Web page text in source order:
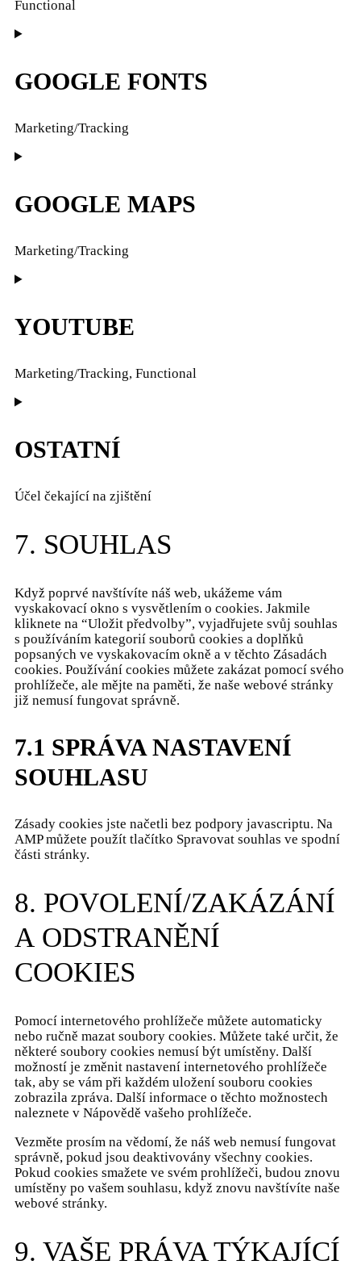
Functional
Consent
smartsupp
GOOGLE FONTS
Marketing/Tracking
Consent
google-
fonts
GOOGLE MAPS
Marketing/Tracking
Consent
google-
maps
YOUTUBE
Marketing/Tracking, Functional
Consent
youtube
OSTATNÍ
Účel čekající na zjištění
to
service
7. SOUHLAS
Když poprvé navštívíte náš web, ukážeme vám
vyskakovací okno s vysvětlením o cookies. Jakmile
kliknete na “Uložit předvolby”, vyjadřujete svůj souhlas
s používáním kategorií souborů cookies a doplňků
popsaných ve vyskakovacím okně a v těchto Zásadách
cookies. Používání cookies můžete zakázat pomocí svého
prohlížeče, ale mějte na paměti, že naše webové stránky
již nemusí fungovat správně.
7.1 SPRÁVA NASTAVENÍ
SOUHLASU
Zásady cookies jste načetli bez podpory javascriptu. Na
AMP můžete použít tlačítko Spravovat souhlas ve spodní
části stránky.
8. POVOLENÍ/ZAKÁZÁNÍ
A ODSTRANĚNÍ
COOKIES
Pomocí internetového prohlížeče můžete automaticky
nebo ručně mazat soubory cookies. Můžete také určit, že
některé soubory cookies nemusí být umístěny. Další
možností je změnit nastavení internetového prohlížeče
tak, aby se vám při každém uložení souboru cookies
zobrazila zpráva. Další informace o těchto možnostech
naleznete v Nápovědě vašeho prohlížeče.
Vezměte prosím na vědomí, že náš web nemusí fungovat
správně, pokud jsou deaktivovány všechny cookies.
Pokud cookies smažete ve svém prohlížeči, budou znovu
umístěny po vašem souhlasu, když znovu navštívíte naše
webové stránky.
9. VAŠE PRÁVA TÝKAJÍCÍ